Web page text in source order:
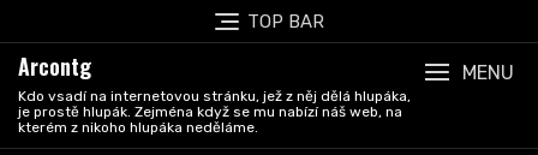
to
content
TOP BAR
Arcontg
Kdo vsadí na internetovou stránku, jež z něj dělá hlupáka,
je prostě hlupák. Zejména když se mu nabízí náš web, na
kterém z nikoho hlupáka neděláme.
MENU